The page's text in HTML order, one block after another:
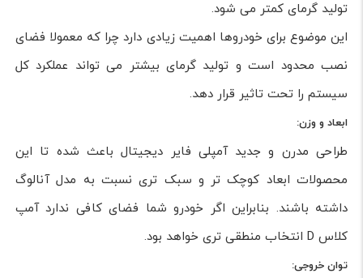
تولید گرمای کمتر می شود.
این موضوع برای خودروها اهمیت زیادی دارد چرا که معمولا فضای
نصب محدود است و تولید گرمای بیشتر می تواند عملکرد کل
سیستم را تحت تاثیر قرار دهد.
ابعاد و وزن:
طراحی مدرن و جدید آمپلی فایر دیجیتال باعث شده تا این
محصولات ابعاد کوچک تر و سبک تری نسبت به مدل آنالوگ
داشته باشند. بنابراین اگر خودرو شما فضای کافی ندارد آمپ
کلاس D انتخاب منطقی تری خواهد بود.
توان خروجی: